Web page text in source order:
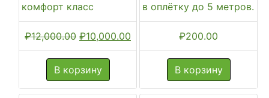
комфорт класс
₽12,000.00 Первоначальная
цена
составляла
₽12,000.00.
₽10,000.00
цена:
₽10,000.00.
В корзину
в оплётку до 5 метров.
₽200.00
В корзину